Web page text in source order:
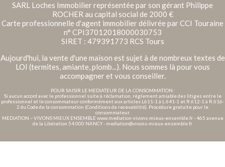
SARL Loches Immobilier représentée par son gérant Philippe
ROCHER au capital social de 2000 €
Carte professionnelle d'agent immobilier délivrée par CCI Touraine
n° CPI37012018000030753
SIRET : 479391773 RCS Tours
Aujourd'hui, la vente d'une maison est sujet à de nombreux textes de
LOI (termites, amiante, plomb...). Nous sommes là pour vous
accompagner et vous conseiller.
POUR SAISIR LE MEDIATEUR DE LA CONSOMMATION :
Si aucun accord avec le professionnel suite à réclamation, règlement amiable des litiges entre le
professionnel et le consommateur conformément aux articles L611-1 à L 641-1 et R 612-1 à R 616-
2 du Code de la consommation (Conditions de recevabilité). Procédure gratuite pour le
consommateur.
MEDIATION – VIVONS MIEUX ENSEMBLE www.mediation-vivons-mieux-ensemble.fr - 465 avenue
de la Libération 54 000 NANCY - mediation@vivons-mieux-ensemble.fr